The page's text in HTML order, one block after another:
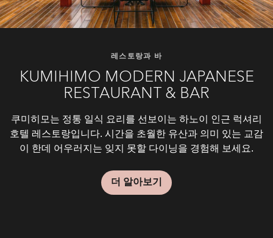
레스토랑과 바
KUMIHIMO MODERN JAPANESE
RESTAURANT & BAR
쿠미히모는 정통 일식 요리를 선보이는 하노이 인근 럭셔리
호텔 레스토랑입니다. 시간을 초월한 유산과 의미 있는 교감
이 한데 어우러지는 잊지 못할 다이닝을 경험해 보세요.
더 알아보기
레스토랑과 바
JW CAFÉ
를 즐겨보세요. JW 카페는 오픈 쿠킹 스테이션을 운영하며,
뷔페 및 일품요리를 비롯해 JW 카페만의 특선 요리를 다양
하게 선보이는 하노이 남뜨리엠 지구 가족 레스토랑입니다.
더 알아보기
레스토랑과 바
CHINESE RESTAURANT WONG CHI
MING
하노이 광동식 레스토랑 웡치밍에서 세련된 광동식 전통 요
리를 경험해 보세요. 홍콩 출신의 웡치밍 셰프의 지휘 하에,
최고급 식재료를 활용하여 절제된 우아함으로 담아내는 일
더 알아보기
레스토랑과 바
FRENCH GRILL
모던 프렌치 퀴진을 즐겨보세요. 프렌치 그릴은 잊지 못할
다이닝 경험을 선사하는 하노이 인근 고급 프렌치 레스토랑
입니다.
더 알아보기
레스토랑과 바
THE LOUNGE
있는 매력적인 레스토랑 겸 바로, 라이브 음악이 흐르는 공
간에서 애프터눈 티(매일 오후 2시부터 5시까지 운영)와 시
그니처 커피, 현지 별미를 즐기실 수 있습니다.
더 알아보기
레스토랑과 바
KIDS CAFÉ BY JW
이 JW는 아이들의 상상력과 창의력을 자극하는 재미있는
액티비티와 다양하게 마련된 영양 만점 요리를 즐기며 온 가
족이 의미 있는 유대감을 쌓고 오래도록 기억에 남는 추억을
더 알아보기
레스토랑과 바
JW PATISSERIE
득한 디저트의 세계에 푹 빠져보세요. 열정 넘치는 페이스트
리 셰프팀이 정성껏 만드는 디저트는 하노아에서 프랑스의
맛을 선사합니다.
더 알아보기